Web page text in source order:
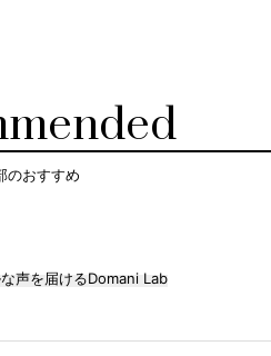
のおすすめ
な声を届けるDomani Lab